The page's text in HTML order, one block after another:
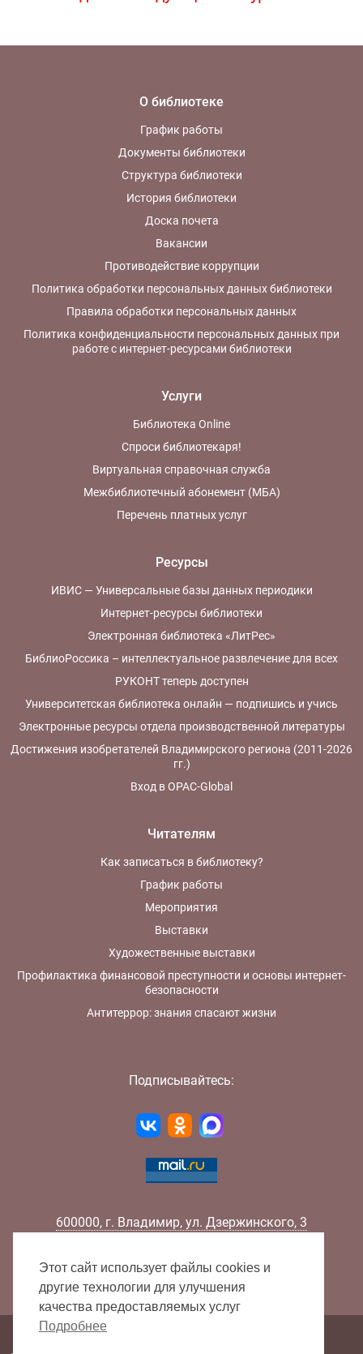
О библиотеке
График работы
Документы библиотеки
Структура библиотеки
История библиотеки
Доска почета
Вакансии
Противодействие коррупции
Политика обработки персональных данных библиотеки
Правила обработки персональных данных
Политика конфиденциальности персональных данных при
работе с интернет-ресурсами библиотеки
Услуги
Библиотека Online
Спроси библиотекаря!
Виртуальная справочная служба
Межбиблиотечный абонемент (МБА)
Перечень платных услуг
Ресурсы
ИВИС — Универсальные базы данных периодики
Интернет-ресурсы библиотеки
Электронная библиотека «ЛитРес»
БиблиоРоссика – интеллектуальное развлечение для всех
РУКОНТ теперь доступен
Университетская библиотека онлайн — подпишись и учись
Электронные ресурсы отдела производственной литературы
Достижения изобретателей Владимирского региона (2011-2026
гг.)
Вход в OPAC-Global
Читателям
Как записаться в библиотеку?
График работы
Мероприятия
Выставки
Художественные выставки
Профилактика финансовой преступности и основы интернет-
безопасности
Антитеррор: знания спасают жизни
Подписывайтесь:
600000, г. Владимир, ул. Дзержинского, 3
Факс:
+7 (4922) 32-52-88
E-mail:
info@lib33.ru
Этот сайт использует файлы cookies и
другие технологии для улучшения
качества предоставляемых услуг
Подробнее